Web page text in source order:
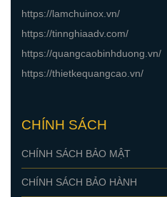
https://lamchuinox.vn/
https://tinnghiaadv.com/
https://quangcaobinhduong.vn/
https://thietkequangcao.vn/
CHÍNH SÁCH
CHÍNH SÁCH BẢO MẬT
CHÍNH SÁCH BẢO HÀNH